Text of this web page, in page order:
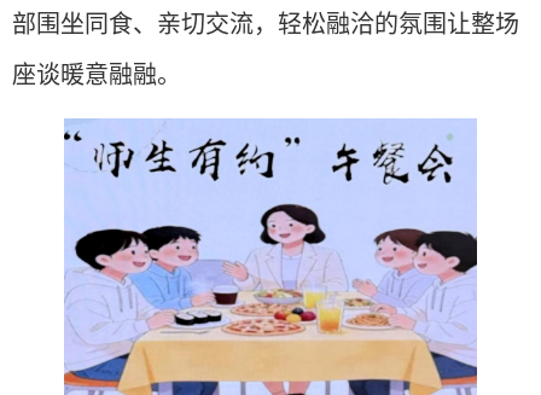
部围坐同食、亲切交流，轻松融洽的氛围让整场
座谈暖意融融。